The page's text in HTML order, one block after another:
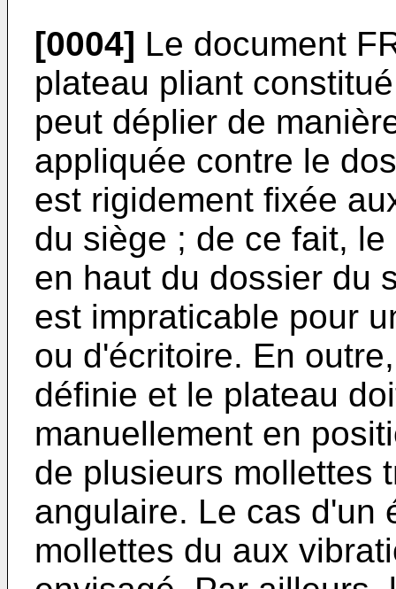
[0004] Le document
plateau pliant
peut déplier de
appliquée contre le
est rigidement fixée
du siège ; de ce fait,
en haut du dossier du
est impraticable pour
ou d'écritoire. En
définie et le plateau
manuellement en
de plusieurs mollettes
angulaire. Le cas d'un
mollettes du aux